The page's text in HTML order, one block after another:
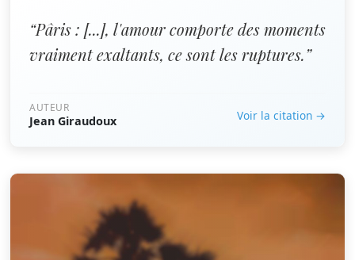
“Pâris : [...], l'amour comporte des moments
vraiment exaltants, ce sont les ruptures.”
AUTEUR
Jean Giraudoux Voir la citation →